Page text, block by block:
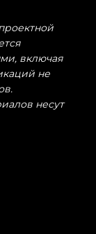
включая
не
несут